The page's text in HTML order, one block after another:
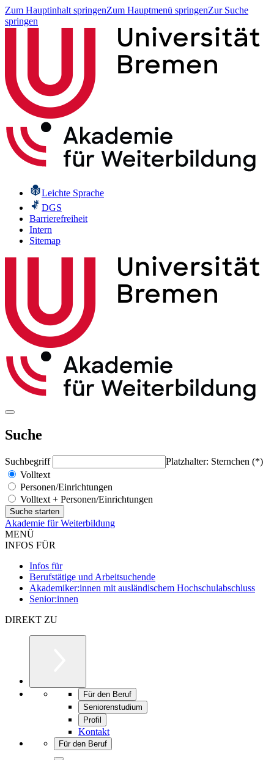
Zum Hauptinhalt springenZum Hauptmenü springenZur Suche
springen
Leichte Sprache
DGS
Barrierefreiheit
Intern
Sitemap
Suche
Suchbegriff
Platzhalter: Sternchen (*)
Volltext
Personen/Einrichtungen
Volltext + Personen/Einrichtungen
Akademie für Weiterbildung
MENÜ
INFOS FÜR
Infos für
Berufstätige und Arbeitsuchende
Akademiker:innen mit ausländischem Hochschulabschluss
Senior:innen
DIREKT ZU
Für den Beruf
Seniorenstudium
Profil
Kontakt
Für den Beruf